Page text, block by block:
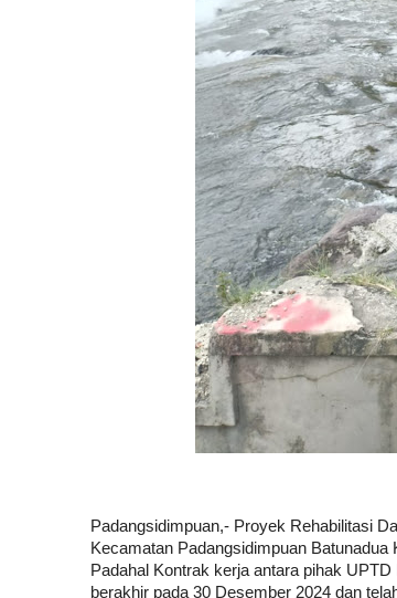
Padangsidimpuan,- Proyek Rehabilitasi
Kecamatan Padangsidimpuan
Padahal Kontrak kerja antara pihak
berakhir pada 30 Desember 2024 dan